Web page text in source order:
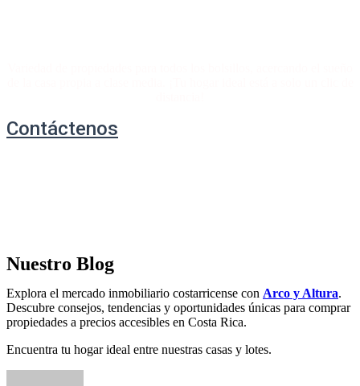
Contáctenos
Nuestro Blog
Explora el mercado inmobiliario costarricense con Arco y Altura.
Descubre consejos, tendencias y oportunidades únicas para comprar
propiedades a precios accesibles en Costa Rica.
Encuentra tu hogar ideal entre nuestras casas y lotes.